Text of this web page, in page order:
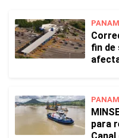
fin de
para